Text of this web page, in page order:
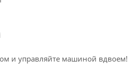
и управляйте машиной вдвоем!